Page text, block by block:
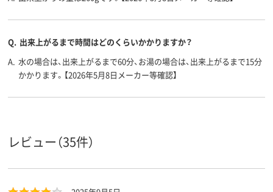
Q. 出来上がるまで時間はどのくらいかかりますか？
A. 水の場合は、出来上がるまで60分、お湯の場合は、出来上がるまで15分
かかります。【2026年5月8日メーカー等確認】
レビュー（35件）